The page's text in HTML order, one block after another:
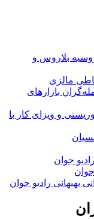
بلاروس و
مالزی
بازارهای
و ویزای کار با
جوان
بهبهانی رادیو جوان